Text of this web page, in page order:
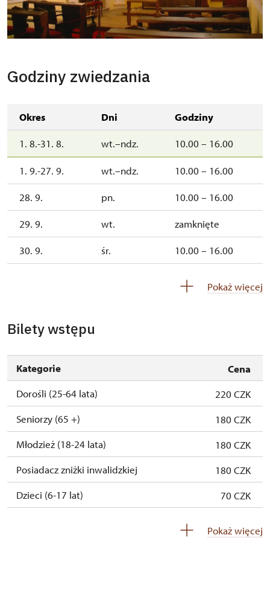
Godziny zwiedzania
Okres Dni Godziny
1. 8.-31. 8. wt.–ndz. 10.00 – 16.00
1. 9.-27. 9. wt.–ndz. 10.00 – 16.00
28. 9. pn. 10.00 – 16.00
29. 9. wt. zamknięte
30. 9. śr. 10.00 – 16.00
10.00 – 15.00
17. 10.-18. 10.
24. 10.-25. 10. sob.–ndz. 10.00 – 15.00
28. 10.-31. 10. śr.–sob. 10.00 – 15.00
1. 11. ndz. 10.00 – 15.00
1. 12.-31. 12.
Pokaż więcej
Bilety wstępu
Kategorie
Cena
Dorośli (25-64 lata)
220 CZK
Seniorzy (65 +)
180 CZK
Młodzież (18-24 lata)
180 CZK
Posiadacz zniżki inwalidzkiej
180 CZK
Dzieci (6-17 lat)
70 CZK
Pokaż więcej